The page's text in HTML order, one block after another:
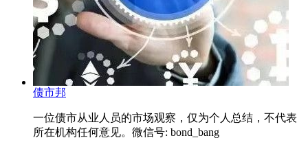
债市邦
一位债市从业人员的市场观察，仅为个人总结，不代表
所在机构任何意见。微信号: bond_bang